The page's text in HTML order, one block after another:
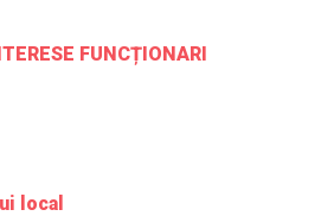
FUNCȚIONARI
local